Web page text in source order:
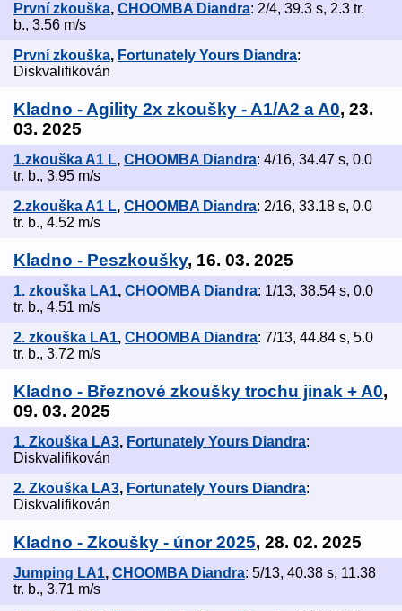
První zkouška, CHOOMBA Diandra: 2/4, 39.3 s, 2.3 tr.
b., 3.56 m/s
První zkouška, Fortunately Yours Diandra:
Diskvalifikován
Kladno - Agility 2x zkoušky - A1/A2 a A0, 23.
03. 2025
1.zkouška A1 L, CHOOMBA Diandra: 4/16, 34.47 s, 0.0
tr. b., 3.95 m/s
2.zkouška A1 L, CHOOMBA Diandra: 2/16, 33.18 s, 0.0
tr. b., 4.52 m/s
Kladno - Peszkoušky, 16. 03. 2025
1. zkouška LA1, CHOOMBA Diandra: 1/13, 38.54 s, 0.0
tr. b., 4.51 m/s
2. zkouška LA1, CHOOMBA Diandra: 7/13, 44.84 s, 5.0
tr. b., 3.72 m/s
Kladno - Březnové zkoušky trochu jinak + A0,
09. 03. 2025
1. Zkouška LA3, Fortunately Yours Diandra:
Diskvalifikován
2. Zkouška LA3, Fortunately Yours Diandra:
Diskvalifikován
Kladno - Zkoušky - únor 2025, 28. 02. 2025
Jumping LA1, CHOOMBA Diandra: 5/13, 40.38 s, 11.38
tr. b., 3.71 m/s